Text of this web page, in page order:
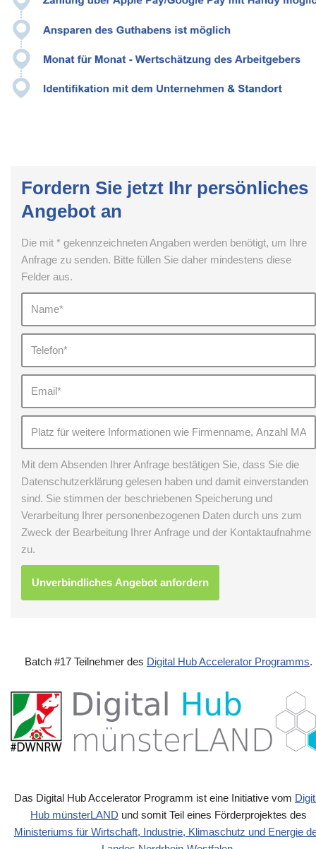
Fordern Sie jetzt Ihr persönliches
Angebot an
Die mit * gekennzeichneten Angaben werden benötigt, um Ihre
Anfrage zu senden. Bitte füllen Sie daher mindestens diese
Felder aus.
Mit dem Absenden Ihrer Anfrage bestätigen Sie, dass Sie die
Datenschutzerklärung gelesen haben und damit einverstanden
sind. Sie stimmen der beschriebenen Speicherung und
Verarbeitung Ihrer personenbezogenen Daten durch uns zum
Zweck der Bearbeitung Ihrer Anfrage und der Kontaktaufnahme
zu.
Batch #17 Teilnehmer des Digital Hub Accelerator Programms.
Das Digital Hub Accelerator Programm ist eine Initiative vom
Hub münsterLAND und somit Teil eines Förderprojektes des
Ministeriums für Wirtschaft, Industrie, Klimaschutz und Energie